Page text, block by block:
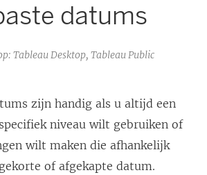
datums
Tableau Desktop, Tableau Public
zijn handig als u altijd een
niveau wilt gebruiken of
wilt maken die afhankelijk
of afgekapte datum.